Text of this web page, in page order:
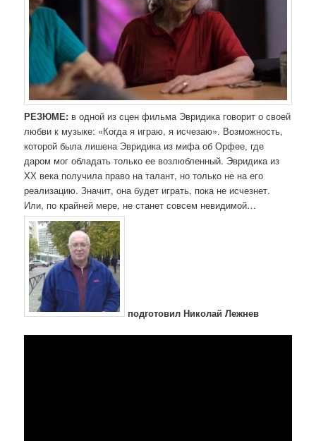
РЕЗЮМЕ: в одной из сцен фильма Эвридика говорит о своей
любви к музыке: «Когда я играю, я исчезаю». Возможность,
которой была лишена Эвридика из мифа об Орфее, где
даром мог обладать только ее возлюбленный. Эвридика из
ХХ века получила право на талант, но только не на его
реализацию. Значит, она будет играть, пока не исчезнет.
Или, по крайней мере, не станет совсем невидимой…
подготовил Николай Лежнев